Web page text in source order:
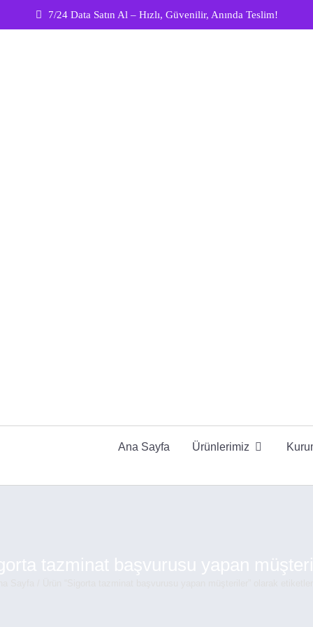
7/24 Data Satın Al – Hızlı, Güvenilir, Anında Teslim!
Ana Sayfa Ürünlerimiz
tazminat başvurusu yapan